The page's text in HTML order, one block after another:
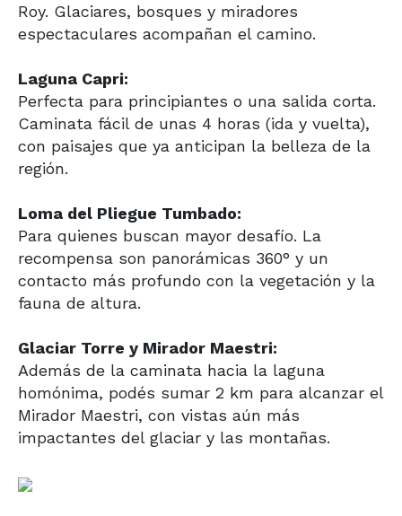
Roy. Glaciares, bosques y miradores
espectaculares acompañan el camino.
Laguna Capri:
Perfecta para principiantes o una salida corta.
Caminata fácil de unas 4 horas (ida y vuelta),
con paisajes que ya anticipan la belleza de la
región.
Loma del Pliegue Tumbado:
Para quienes buscan mayor desafío. La
recompensa son panorámicas 360° y un
contacto más profundo con la vegetación y la
fauna de altura.
Glaciar Torre y Mirador Maestri:
Además de la caminata hacia la laguna
homónima, podés sumar 2 km para alcanzar el
Mirador Maestri, con vistas aún más
impactantes del glaciar y las montañas.